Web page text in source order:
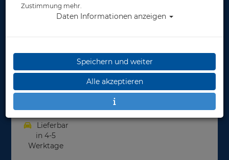
Herstellerpreis: 325,00 €
325,00 €
Lieferbar
in 4-5
Werktage
Zustimmung mehr.
Daten Informationen anzeigen
Speichern und weiter
Alle akzeptieren